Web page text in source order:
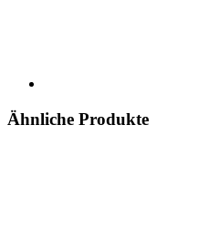
Ähnliche Produkte